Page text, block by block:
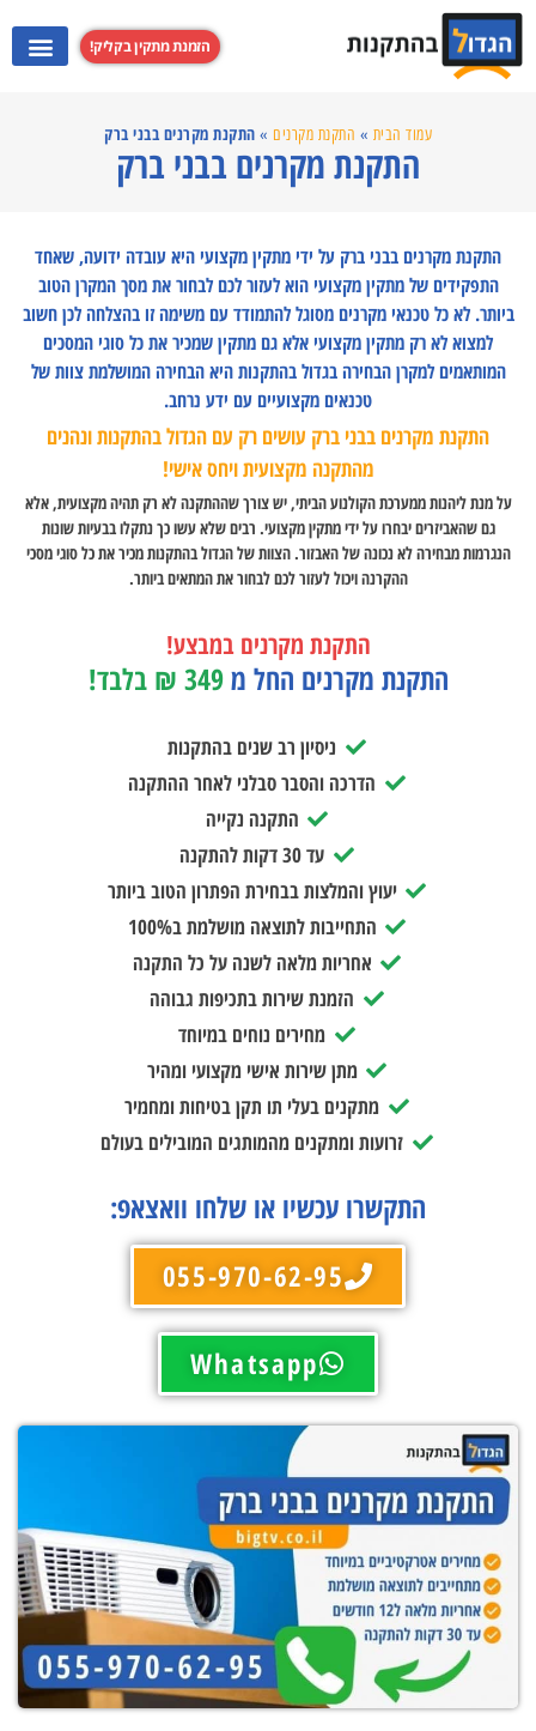
הזמנת מתקין בקליק!
עמוד הבית » התקנת מקרנים » התקנת מקרנים בבני ברק
התקנת מקרנים בבני ברק
התקנת מקרנים בבני ברק על ידי מתקין מקצועי היא עובדה ידועה, שאחד
התפקידים של מתקין מקצועי הוא לעזור לכם לבחור את מסך המקרן הטוב
ביותר. לא כל טכנאי מקרנים מסוגל להתמודד עם משימה זו בהצלחה לכן חשוב
למצוא לא רק מתקין מקצועי אלא גם מתקין שמכיר את כל סוגי המסכים
המותאמים למקרן הבחירה בגדול בהתקנות היא הבחירה המושלמת צוות של
טכנאים מקצועיים עם ידע נרחב.
התקנת מקרנים בבני ברק עושים רק עם הגדול בהתקנות ונהנים
מהתקנה מקצועית ויחס אישי!
על מנת ליהנות ממערכת הקולנוע הביתי, יש צורך שההתקנה לא רק תהיה מקצועית, אלא
גם שהאביזרים יבחרו על ידי מתקין מקצועי. רבים שלא עשו כך נתקלו בבעיות שונות
הנגרמות מבחירה לא נכונה של האבזור. הצוות של הגדול בהתקנות מכיר את כל סוגי מסכי
ההקרנה ויכול לעזור לכם לבחור את המתאים ביותר.
התקנת מקרנים במבצע!
התקנת מקרנים החל מ349 ₪ בלבד!
ניסיון רב שנים בהתקנות
הדרכה והסבר סבלני לאחר ההתקנה
התקנה נקייה
עד 30 דקות להתקנה
יעוץ והמלצות בבחירת הפתרון הטוב ביותר
התחייבות לתוצאה מושלמת ב100%
אחריות מלאה לשנה על כל התקנה
הזמנת שירות בתכיפות גבוהה
מחירים נוחים במיוחד
מתן שירות אישי מקצועי ומהיר
מתקנים בעלי תו תקן בטיחות ומחמיר
זרועות ומתקנים מהמותגים המובילים בעולם
התקשרו עכשיו או שלחו וואצאפ:
055-970-62-95
Whatsapp